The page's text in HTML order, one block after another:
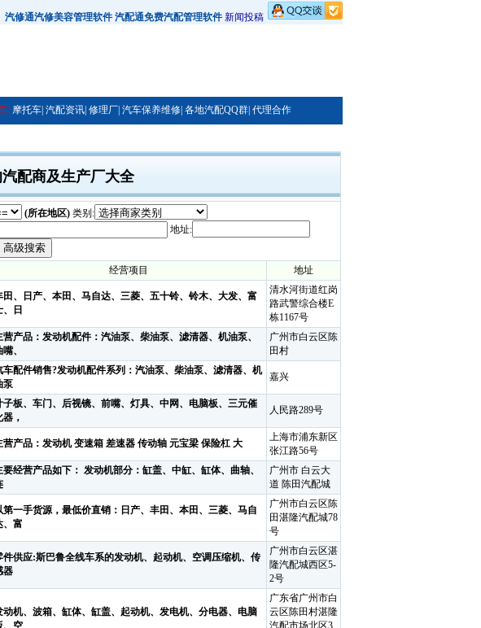
汽修通汽修美容管理软件 汽配通免费汽配管理软件 新闻投稿
| 摩托车| 汽配资讯| 修理厂| 汽车保养维修| 各地汽配QQ群| 代理合作
配商及生产厂大全
(所在地区) 类别:
地址:
经营项目 地址
田、日产、本田、马自达、三菱、五十铃、铃木、大发、富
、日
清水河街道红岗
路武警综合楼E
栋1167号
营产品：发动机配件：汽油泵、柴油泵、滤清器、机油泵、
、
广州市白云区陈
田村
车配件销售?发动机配件系列：汽油泵、柴油泵、滤清器、机
泵
嘉兴
子板、车门、后视镜、前嘴、灯具、中网、电脑板、三元催
器，
人民路289号
营产品：发动机 变速箱 差速器 传动轴 元宝梁 保险杠 大
上海市浦东新区
张江路56号
要经营产品如下： 发动机部分：缸盖、中缸、缸体、曲轴、
广州市 白云大
道 陈田汽配城
第一手货源，最低价直销：日产、丰田、本田、三菱、马自
、富
广州市白云区陈
田湛隆汽配城78
号
件供应:斯巴鲁全线车系的发动机、起动机、空调压缩机、传
器
广州市白云区湛
隆汽配城西区5-
2号
动机、波箱、缸体、缸盖、起动机、发电机、分电器、电脑
、空
广东省广州市白
云区陈田村湛隆
汽配市场北区3